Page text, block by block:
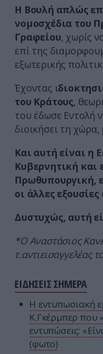
Η Βουλή απλώς
νομοσχέδια του
Γραφείου, χωρίς
επί της
εξωτερικής
Έχοντας ι
του Κράτους,
του έδωσε Εντολή
διοικήσει τη
Και αυτή είναι η
Κυβερνητική και
Πρωθυπουργική,
οι άλλες
Δυστυχώς, αυτή
*Ο Αναστάσιος
τ.αντιεισαγγελέας
ΕΙΔΗΣΕΙΣ ΣΗΜΕΡΑ
Η εντυπωσιακή
Κ.Γκέρμπερ που
εντυπώσεις:
(φωτο)